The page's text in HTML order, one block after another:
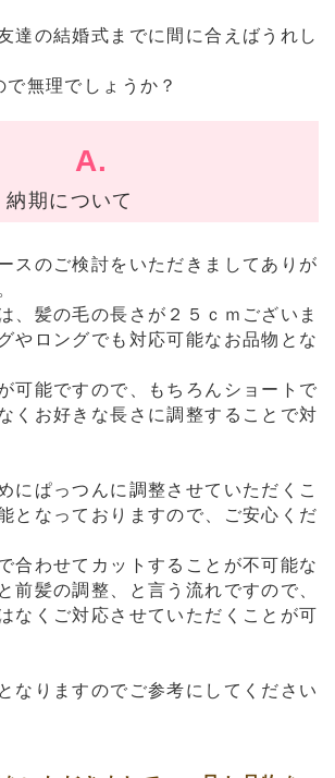
達の結婚式までに間に合えばうれし
無理でしょうか？
A.
期について
スのご検討をいただきましてありが
、髪の毛の長さが２５ｃｍございま
やロングでも対応可能なお品物とな
可能ですので、もちろんショートで
くお好きな長さに調整することで対
にぱっつんに調整させていただくこ
となっておりますので、ご安心くだ
合わせてカットすることが不可能な
前髪の調整、と言う流れですので、
なくご対応させていただくことが可
なりますのでご参考にしてください